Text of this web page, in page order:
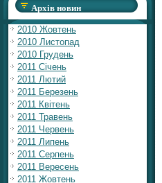
Архів новин
2010 Жовтень
2010 Листопад
2010 Грудень
2011 Січень
2011 Лютий
2011 Березень
2011 Квітень
2011 Травень
2011 Червень
2011 Липень
2011 Серпень
2011 Вересень
2011 Жовтень